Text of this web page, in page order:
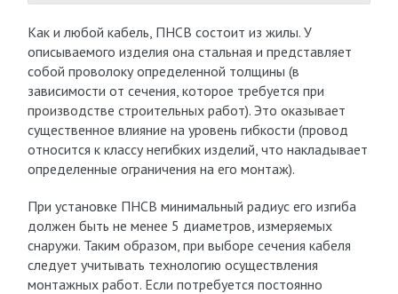
Как и любой кабель, ПНСВ состоит из жилы. У
описываемого изделия она стальная и представляет
собой проволоку определенной толщины (в
зависимости от сечения, которое требуется при
производстве строительных работ). Это оказывает
существенное влияние на уровень гибкости (провод
относится к классу негибких изделий, что накладывает
определенные ограничения на его монтаж).
При установке ПНСВ минимальный радиус его изгиба
должен быть не менее 5 диаметров, измеряемых
снаружи. Таким образом, при выборе сечения кабеля
следует учитывать технологию осуществления
монтажных работ. Если потребуется постоянно